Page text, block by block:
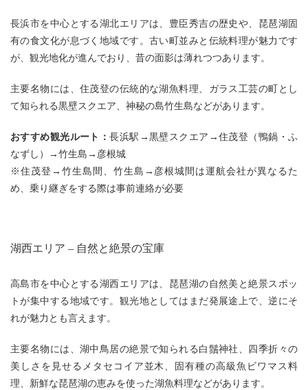
長浜市を中心とする湖北エリアは、豊臣秀吉の歴史や、琵琶湖固
有の食文化が息づく地域です。古い町並みと伝統料理が魅力です
が、観光地化が進んでおり、昔の面影は薄れつつあります。
主要名物には、住茂登の伝統的な湖魚料理、ガラス工芸の町とし
て知られる黒壁スクエア、神秘の島竹生島などがあります。
おすすめ観光ルート：長浜駅→黒壁スクエア→住茂登（鴨鍋・ふ
なずし）→竹生島→彦根城
※住茂登→竹生島間、竹生島→彦根城間は運航会社が異なるた
め、乗り継ぎをする際は事前連絡が必要
湖西エリア – 自然と絶景の宝庫
高島市を中心とする湖西エリアは、琵琶湖の自然美と絶景スポッ
トが集中する地域です。観光地としてはまだ発展途上で、逆にそ
れが魅力とも言えます。
主要名物には、湖中鳥居の絶景で知られる白鬚神社、四季折々の
美しさを見せるメタセコイア並木、固有種の高級魚ビワマス料
理、新鮮な琵琶湖の恵みを使った湖魚料理などがあります。